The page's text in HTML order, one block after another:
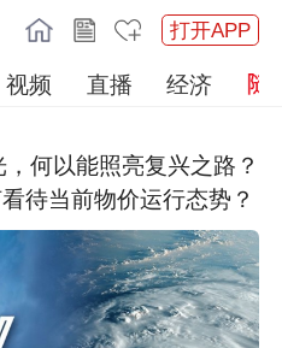
打开APP
视频 直播
经济
，何以能照亮复兴之路？
待当前物价运行态势？